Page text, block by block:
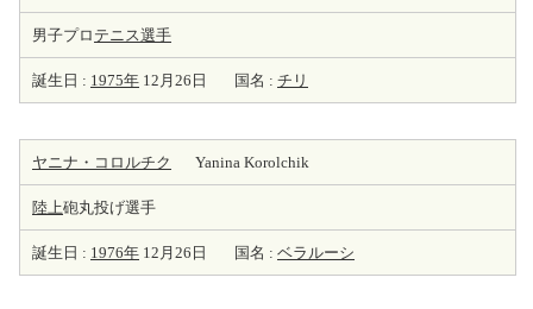
男子プロ テニス選手
誕生日 : 1975年 12月26日 国名 : チリ
ヤニナ・コロルチク Yanina Korolchik
陸上砲丸投げ選手
誕生日 : 1976年 12月26日 国名 : ベラルーシ